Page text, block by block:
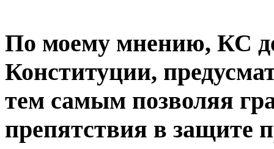
По моему мнению, КС
Конституции,
тем самым позволяя
препятствия в защите